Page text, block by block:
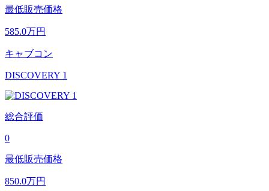
最低販売価格
585.0万円
キャブコン
DISCOVERY 1
総合評価
0
最低販売価格
850.0万円